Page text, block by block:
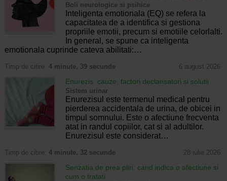
Boli neurologice si psihice
Inteligenta emotionala (EQ) se refera la
capacitatea de a identifica si gestiona
propriile emotii, precum si emotiile celorlalti.
In general, se spune ca inteligenta
emotionala cuprinde cateva abilitati:…
Timp de citire: 4 minute, 39 secunde 6 august 2026
Enurezis: cauze, factori declansatori si solutii
Sistem urinar
Enurezisul este termenul medical pentru
pierderea accidentala de urina, de obicei in
timpul somnului. Este o afectiune frecventa
atat in randul copiilor, cat si al adultilor.
Enurezisul este considerat…
Timp de citire: 4 minute, 32 secunde 28 iulie 2026
Senzatia de prea plin: cand indica o afectiune si
cum o tratati